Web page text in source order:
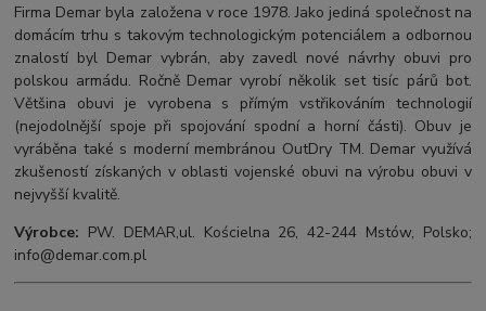
Firma Demar byla založena v roce 1978. Jako jediná společnost na
domácím trhu s takovým technologickým potenciálem a odbornou
znalostí byl Demar vybrán, aby zavedl nové návrhy obuvi pro
polskou armádu. Ročně Demar vyrobí několik set tisíc párů bot.
Většina obuvi je vyrobena s přímým vstřikováním technologií
(nejodolnější spoje při spojování spodní a horní části). Obuv je
vyráběna také s moderní membránou OutDry TM. Demar využívá
zkušeností získaných v oblasti vojenské obuvi na výrobu obuvi v
nejvyšší kvalitě.
Výrobce: PW. DEMAR,ul. Kościelna 26, 42-244 Mstów, Polsko;
info@demar.com.pl